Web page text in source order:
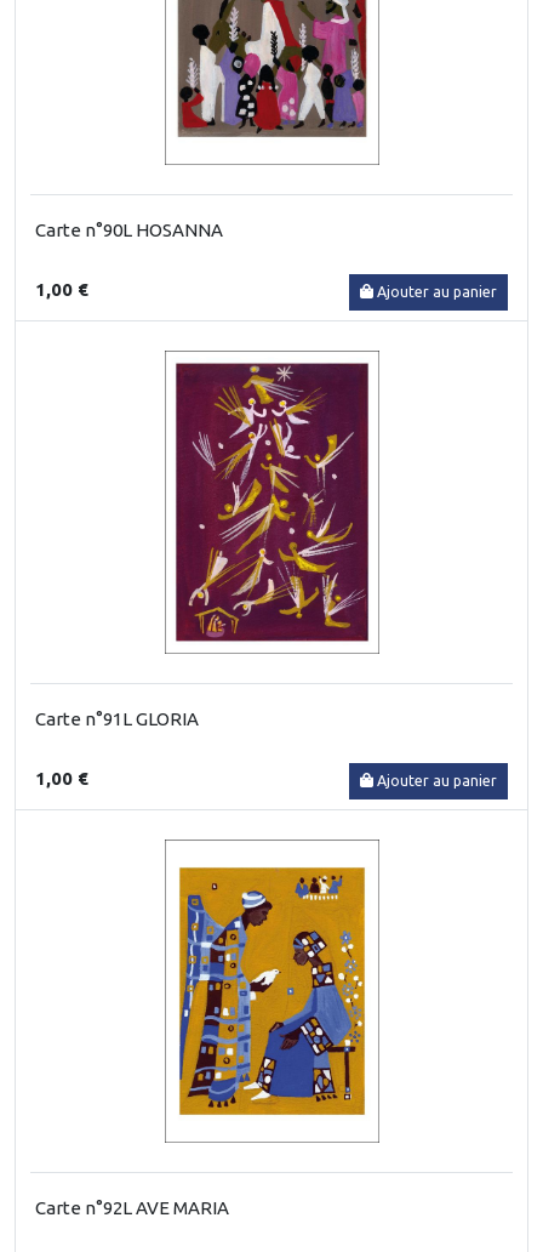
Carte n°90L HOSANNA
1,00 € Ajouter au panier
Carte n°91L GLORIA
1,00 € Ajouter au panier
Carte n°92L AVE MARIA